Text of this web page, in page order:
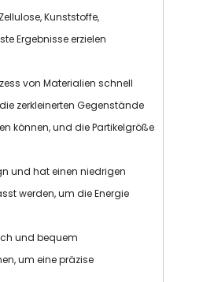
Kunststoffe,
Ergebnisse erzielen
von Materialien schnell
zerkleinerten Gegenstände
können, und die Partikelgröße
und hat einen niedrigen
werden, um die Energie
und bequem
um eine präzise